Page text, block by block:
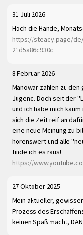
31 Juli 2026
Hoch die Hände,
https://steady.page/de/
21d5a86c930c
8 Februar 2026
Manowar zählen zu
Jugend. Doch seit der
und ich habe mich
sich die Zeit reif an
eine neue Meinung zu
hörenswert und alle
finde ich es raus!
https://
27 Oktober 2025
Mein aktueller,
Prozess des
keinen Spaß macht,